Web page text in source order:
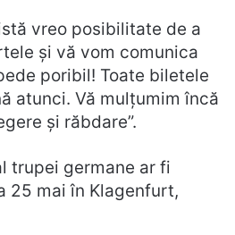
vreo posibilitate de a
și vă vom comunica
poribil! Toate biletele
atunci. Vă mulțumim încă
și răbdare”.
trupei germane ar fi
25 mai în Klagenfurt,